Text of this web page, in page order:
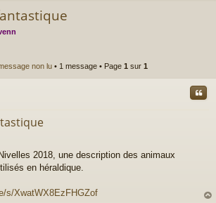
non lu • 1 message • Page 1 sur 1
Citer
2018, une description des animaux
en héraldique.
s/XwatWX8EzFHGZof